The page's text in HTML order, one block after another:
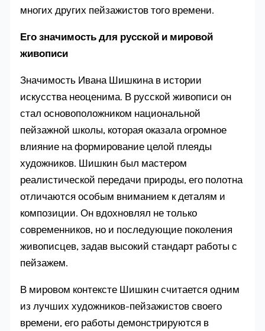
многих других пейзажистов того времени.
Его значимость для русской и мировой
живописи
Значимость Ивана Шишкина в истории
искусства неоценима. В русской живописи он
стал основоположником национальной
пейзажной школы, которая оказала огромное
влияние на формирование целой плеяды
художников. Шишкин был мастером
реалистической передачи природы, его полотна
отличаются особым вниманием к деталям и
композиции. Он вдохновлял не только
современников, но и последующие поколения
живописцев, задав высокий стандарт работы с
пейзажем.
В мировом контексте Шишкин считается одним
из лучших художников-пейзажистов своего
времени, его работы демонстрируются в